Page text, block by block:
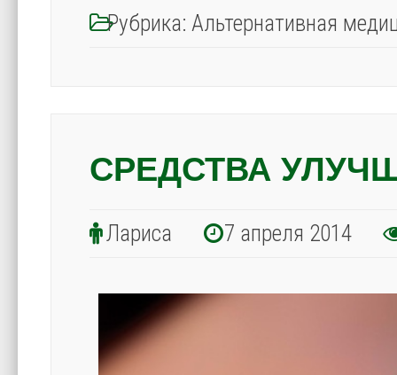
Рубрика: Альтернативная
СРЕДСТВА
Лариса 7 апреля 2014